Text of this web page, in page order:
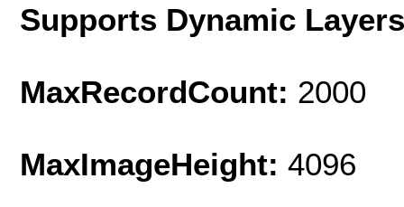
Supports Dynamic
MaxRecordCount: 2000
MaxImageHeight: 4096